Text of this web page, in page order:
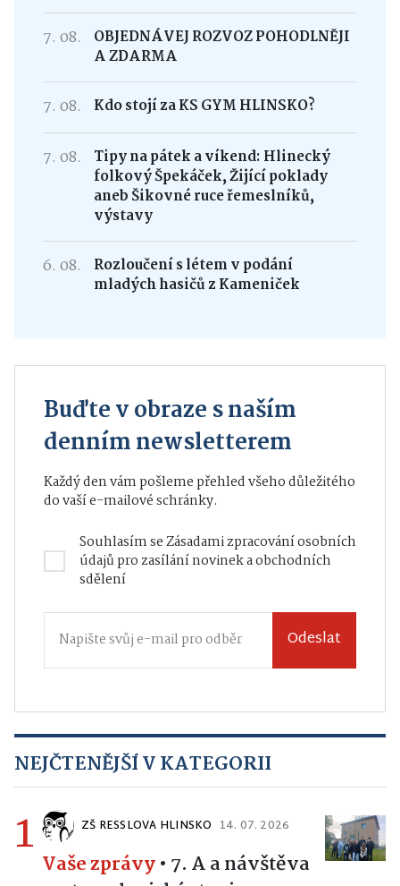
7. 08.
OBJEDNÁVEJ ROZVOZ POHODLNĚJI
A ZDARMA
7. 08. Kdo stojí za KS GYM HLINSKO?
7. 08.
Tipy na pátek a víkend: Hlinecký
folkový Špekáček, Žijící poklady
aneb Šikovné ruce řemeslníků,
výstavy
6. 08.
Rozloučení s létem v podání
mladých hasičů z Kameniček
Buďte v obraze s naším
denním newsletterem
Každý den vám pošleme přehled všeho důležitého
do vaší e-mailové schránky.
Souhlasím seZásadami zpracování osobních
údajůpro zasílání novinek a obchodních
sdělení
Odeslat
NEJČTENĚJŠÍ V KATEGORII
1 ZŠ RESSLOVA HLINSKO 14. 07. 2026
Vaše zprávy• 7. A a návštěva